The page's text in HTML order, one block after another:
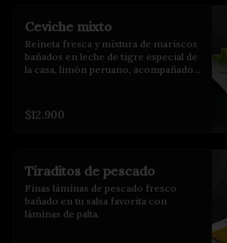
Ceviche mixto
Reineta fresca y mixtura de mariscos
bañados en leche de tigre especial de
la casa, limón peruano, acompañados
$12.900
Tiraditos de pescado
Finas láminas de pescado fresco
bañado en tu salsa favorita con
láminas de palta.